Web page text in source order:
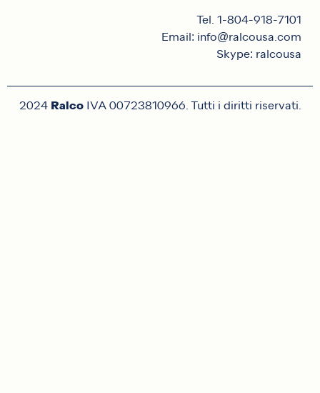
Tel. 1-804-918-7101
Email: info@ralcousa.com
Skype: ralcousa
2024 RalcoIVA 00723810966. Tutti i diritti riservati.